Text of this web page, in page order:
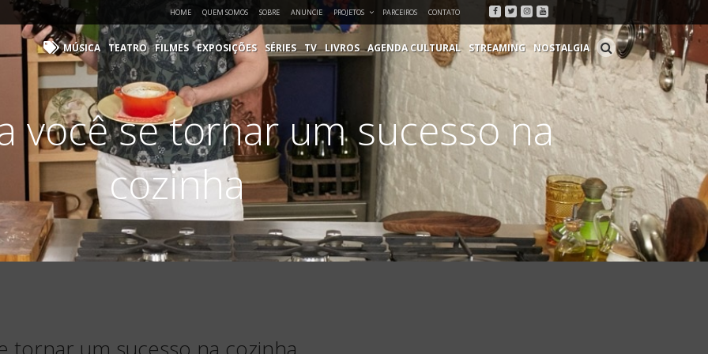
HOME QUEM SOMOS SOBRE ANUNCIE PROJETOS PARCEIROS CONTATO Facebook
Twitter
Instagram
Youtube
MÚSICA TEATRO FILMES EXPOSIÇÕES SÉRIES TV LIVROS AGENDA CULTURAL STREAMING NOSTALGIA
você se tornar um sucesso na
cozinha
tornar um sucesso na cozinha